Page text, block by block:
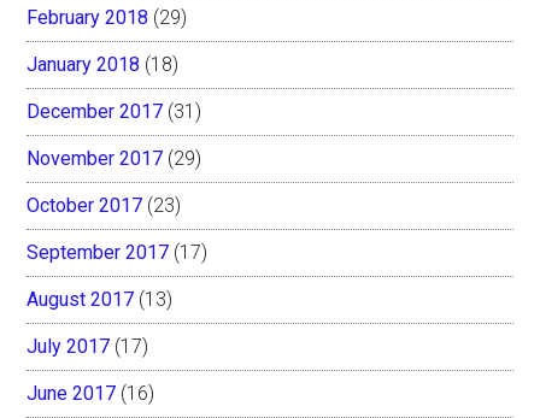
February 2018 (29)
January 2018 (18)
December 2017 (31)
November 2017 (29)
October 2017 (23)
September 2017 (17)
August 2017 (13)
July 2017 (17)
June 2017 (16)